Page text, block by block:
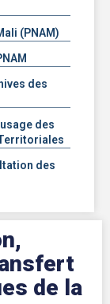
(PNAM)
des
des
des
de la